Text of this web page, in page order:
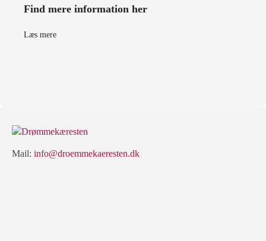
Find mere information her
Læs mere
Mail: info@droemmekaeresten.dk